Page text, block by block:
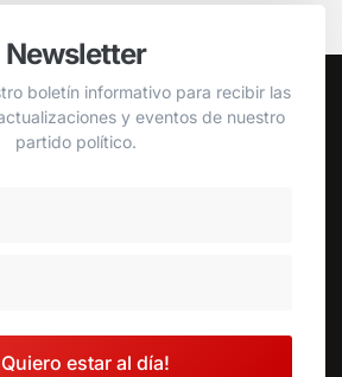
Newsletter
boletín informativo para recibir las
y eventos de nuestro
partido político.
estar al día!